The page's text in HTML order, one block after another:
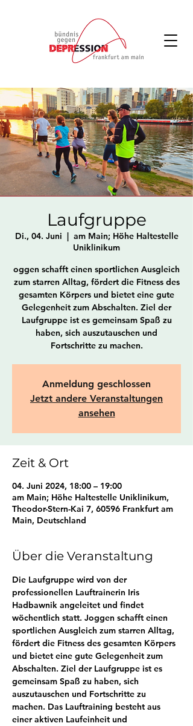
Laufgruppe
Di., 04. Juni
  |
am Main; Höhe Haltestelle
Uniklinikum
oggen schafft einen sportlichen Ausgleich
zum starren Alltag, fördert die Fitness des
gesamten Körpers und bietet eine gute
Gelegenheit zum Abschalten. Ziel der
Laufgruppe ist es gemeinsam Spaß zu
haben, sich auszutauschen und
Fortschritte zu machen.
Anmeldung geschlossen
Jetzt andere Veranstaltungen
ansehen
Zeit & Ort
04. Juni 2024, 18:00 – 19:00
am Main; Höhe Haltestelle Uniklinikum,
Theodor-Stern-Kai 7, 60596 Frankfurt am
Main, Deutschland
Über die Veranstaltung
Die Laufgruppe wird von der
professionellen Lauftrainerin Iris
Hadbawnik angeleitet und findet
wöchentlich statt. Joggen schafft einen
sportlichen Ausgleich zum starren Alltag,
fördert die Fitness des gesamten Körpers
und bietet eine gute Gelegenheit zum
Abschalten. Ziel der Laufgruppe ist es
gemeinsam Spaß zu haben, sich
auszutauschen und Fortschritte zu
machen. Das Lauftraining besteht aus
einer aktiven Laufeinheit und